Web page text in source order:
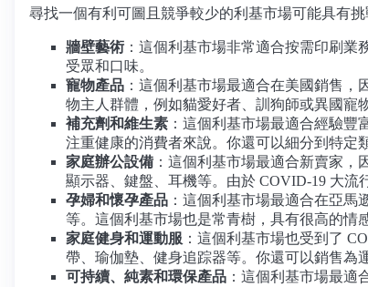
尋找一個有利可圖且競爭較少的利基市場可能具有
牆壁藝術 ：這個利基市場非常適合按需印刷
受眾和口味。
寵物產品 ：這個利基市場最適合在美國銷售
物主人群體，例如貓愛好者、訓狗師或異國寵
補充劑和維生素 ：這個利基市場最適合經驗
注重健康的消費者來說。你還可以細分到特定
家庭辦公設備 ：這個利基市場最適合新賣家
顯示器、鍵盤、耳機等。由於 COVID-19 大流
孕婦和懷孕產品 ：這個利基市場最適合在亞
等。這個利基市場也是常青樹，具有很高的情
家庭健身和運動服 ：這個利基市場也受到了
帶、瑜伽墊、健身追踪器等。你還可以銷售為
可持續、純素和環保產品 ：這個利基市場最